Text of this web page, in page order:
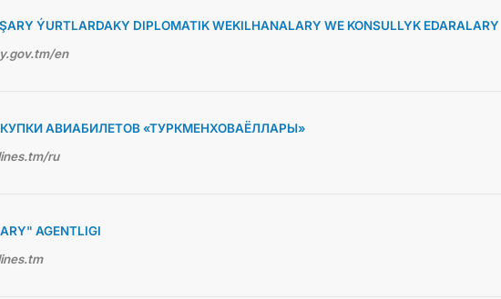
ÝURTLARDAKY DIPLOMATIK WEKILHANALARY WE KONSULLYK EDARALARY
en
АВИАБИЛЕТОВ «ТУРКМЕНХОВАЁЛЛАРЫ»
ru
AGENTLIGI